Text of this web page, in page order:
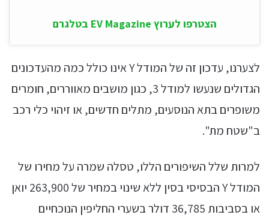
הצטרפו לערוץ EV Magazine בטלגרם
לצערנו, עדכון זה של המודל Y אינו כולל כמה מהעדכונים
הגדולים שנעשו למודל 3, כגון מושבים מאווררים, חומרים
משופרים בתא הנוסעים, מתלים חדשים, או זיהוי כלי רכב
ב"שטח מת".
למרות שלל השיפורים הללו, טסלה שמרה על מחירו של
המודל Y הבסיסי בסין ללא שינוי במחיר של 263,900 יואן
או בסביבות 36,785 דולר בשערי החליפין הנוכחיים